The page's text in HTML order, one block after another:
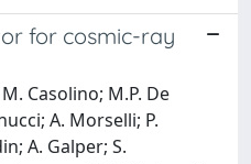
for cosmic-ray
Casolino; M.P. De
A. Morselli; P.
A. Galper; S.